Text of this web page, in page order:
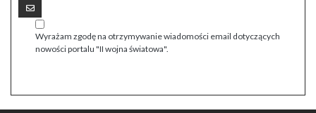
Wyrażam zgodę na otrzymywanie wiadomości email dotyczących
nowości portalu "II wojna światowa".